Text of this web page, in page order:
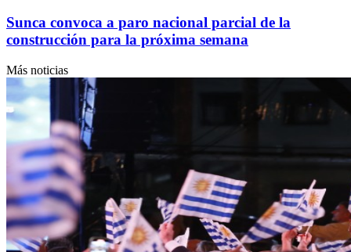
Sunca convoca a paro nacional parcial de la
construcción para la próxima semana
Más noticias